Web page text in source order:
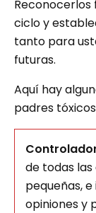
Reconocerlos
ciclo y
tanto para
futuras.
Aquí hay
padres
de todas las
pequeñas,
opiniones y